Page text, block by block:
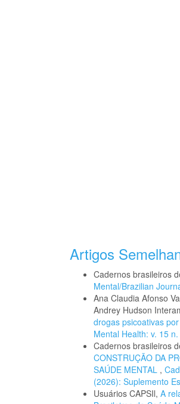
Artigos
Cadernos brasileiros
Mental/Brazilian
Ana Claudia Afonso
Andrey Hudson
drogas psicoativas
Mental Health: v. 15
Cadernos brasileiros
CONSTRUÇÃO DA
SAÚDE MENTAL ,
(2026): Suplemento
Usuários CAPSIl, A